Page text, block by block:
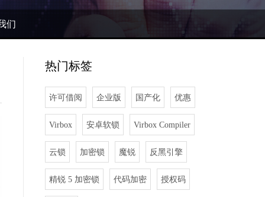
们
热门标签
许可借阅 企业版 国产化 优惠
Virbox 安卓软锁 Virbox Compiler
云锁 加密锁 魔锐 反黑引擎
精锐 5 加密锁 代码加密 授权码